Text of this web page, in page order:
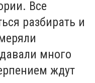
Все
разбирать и
много
ждут